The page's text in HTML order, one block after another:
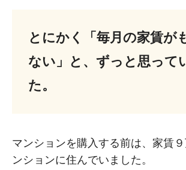
とにかく「毎月の家賃が
ない」と、ずっと思って
た。
マンションを購入する前は、家賃
ンションに住んでいました。